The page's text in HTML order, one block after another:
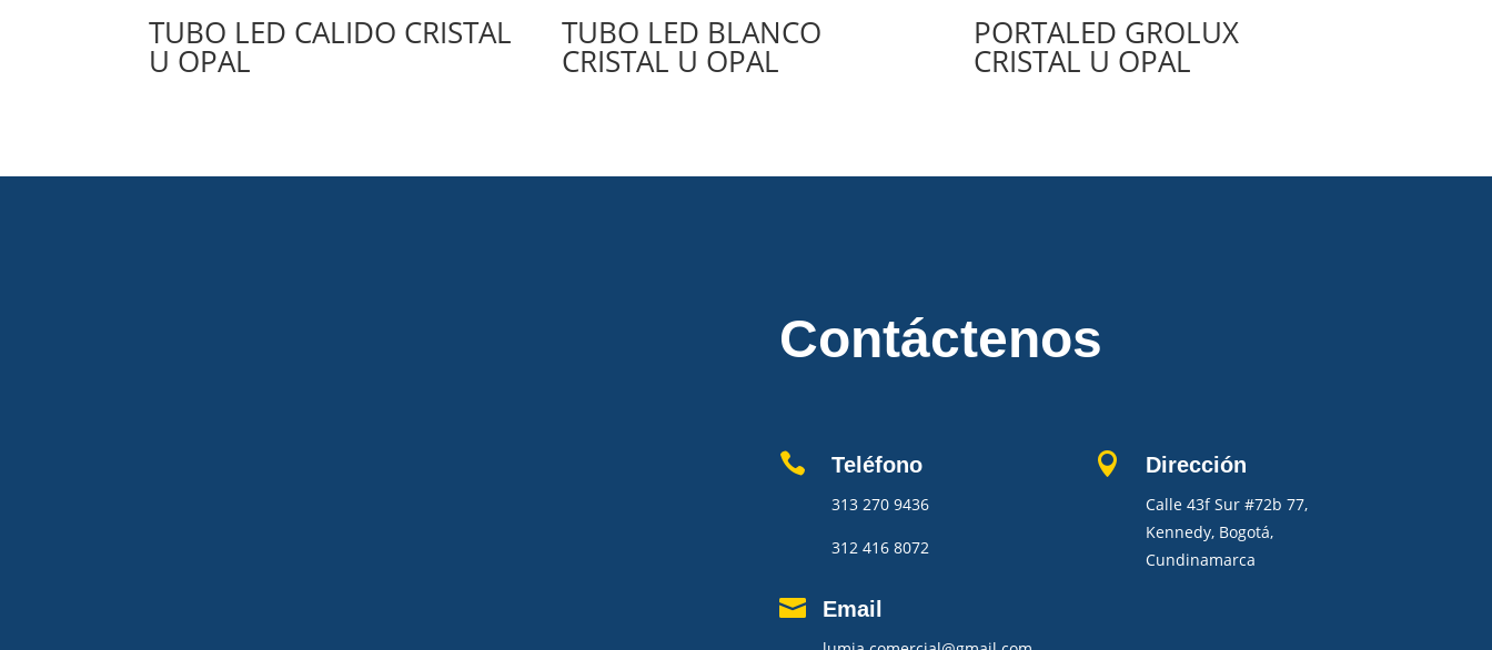
TUBO LED CALIDO CRISTAL
U OPAL
TUBO LED BLANCO
CRISTAL U OPAL
PORTALED GROLUX
CRISTAL U OPAL
Contáctenos
 Teléfono
313 270 9436
312 416 8072
 Email
 Dirección
Calle 43f Sur #72b 77,
Kennedy, Bogotá,
Cundinamarca